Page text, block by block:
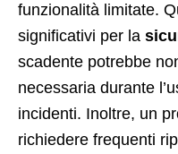
funzionalità limitate.
significativi per la
scadente potrebbe
necessaria durante
incidenti. Inoltre, un
richiedere frequenti